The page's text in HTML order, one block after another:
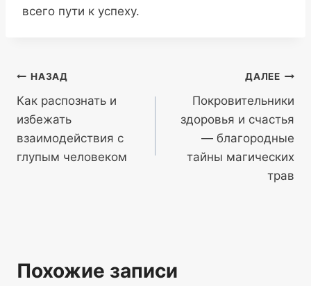
всего пути к успеху.
Навигация
по
записям
НАЗАД
Как распознать и
избежать
взаимодействия с
глупым человеком
ДАЛЕЕ
Покровительники
здоровья и счастья
— благородные
тайны магических
трав
Похожие записи